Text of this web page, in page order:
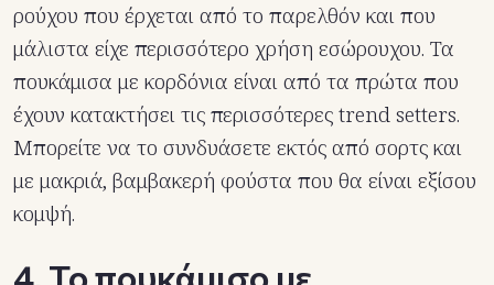
ρούχου που έρχεται από το παρελθόν και που
μάλιστα είχε περισσότερο χρήση εσώρουχου. Τα
πουκάμισα με κορδόνια είναι από τα πρώτα που
έχουν κατακτήσει τις περισσότερες trend setters.
Μπορείτε να το συνδυάσετε εκτός από σορτς και
με μακριά, βαμβακερή φούστα που θα είναι εξίσου
κομψή.